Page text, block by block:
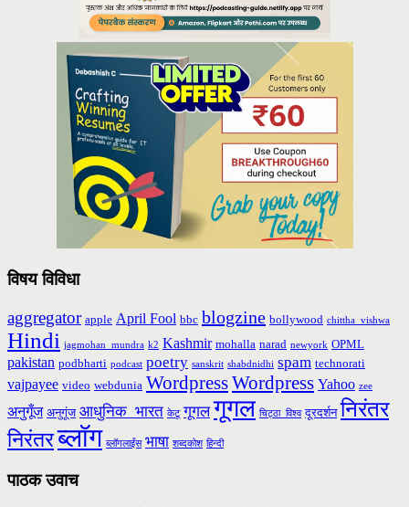
विषय विविधा
aggregator apple April Fool bbc blogzine bollywood chittha_vishwa
Hindi jagmohan_mundra k2 Kashmir mohalla narad newyork OPML
pakistan podbharti podcast poetry sanskrit shabdnidhi spam technorati
vajpayee video webdunia WordpressWordpress Yahoo zee
अनुगूँज अनुगूंज आधुनिक_भारत केटू गूगल गूगल चिट्ठा_विश्व दूरदर्शन निरंतर
निरंतरब्लॉग ब्लॉगलाईंस भाषा शब्दकोश हिन्दी
पाठक उवाच